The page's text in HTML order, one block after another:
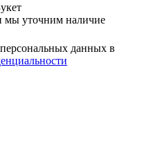
мы уточним наличие
данных в